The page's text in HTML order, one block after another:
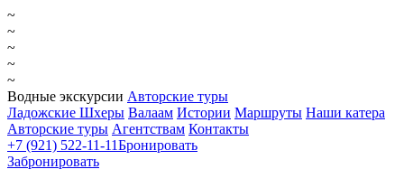
~
~
~
~
~
Водные экскурсии Авторские туры
Ладожские Шхеры Валаам Истории Маршруты Наши катера
Авторские туры Агентствам Контакты
+7 (921) 522-11-11Бронировать
Забронировать